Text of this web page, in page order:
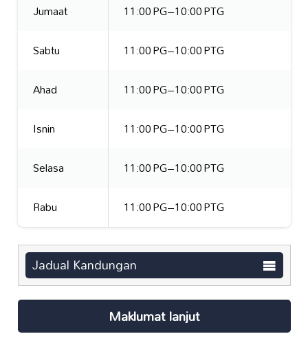
Jumaat
11:00 PG–10:00 PTG
Sabtu
11:00 PG–10:00 PTG
Ahad
11:00 PG–10:00 PTG
Isnin
11:00 PG–10:00 PTG
Selasa
11:00 PG–10:00 PTG
Rabu
11:00 PG–10:00 PTG
Jadual Kandungan
Maklumat lanjut